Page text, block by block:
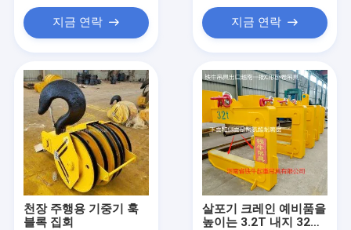
지금 연락 지금 연락
천장 주행용 기중기 훅
블록 집회
살포기 크레인 예비품을
높이는 3.2T 내지 32T